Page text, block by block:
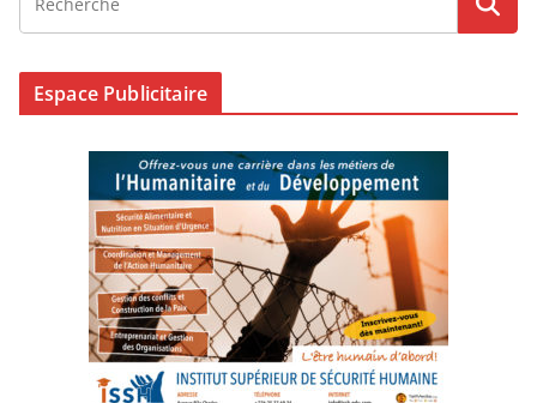
Espace Publicitaire